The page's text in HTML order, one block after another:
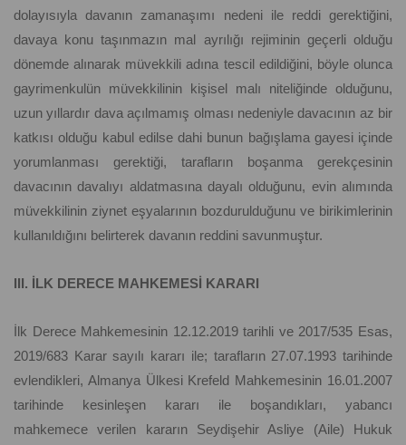
dolayısıyla davanın zamanaşımı nedeni ile reddi gerektiğini,
davaya konu taşınmazın mal ayrılığı rejiminin geçerli olduğu
dönemde alınarak müvekkili adına tescil edildiğini, böyle olunca
gayrimenkulün müvekkilinin kişisel malı niteliğinde olduğunu,
uzun yıllardır dava açılmamış olması nedeniyle davacının az bir
katkısı olduğu kabul edilse dahi bunun bağışlama gayesi içinde
yorumlanması gerektiği, tarafların boşanma gerekçesinin
davacının davalıyı aldatmasına dayalı olduğunu, evin alımında
müvekkilinin ziynet eşyalarının bozdurulduğunu ve birikimlerinin
kullanıldığını belirterek davanın reddini savunmuştur.
III. İLK DERECE MAHKEMESİ KARARI
İlk Derece Mahkemesinin 12.12.2019 tarihli ve 2017/535 Esas,
2019/683 Karar sayılı kararı ile; tarafların 27.07.1993 tarihinde
evlendikleri, Almanya Ülkesi Krefeld Mahkemesinin 16.01.2007
tarihinde kesinleşen kararı ile boşandıkları, yabancı
mahkemece verilen kararın Seydişehir Asliye (Aile) Hukuk